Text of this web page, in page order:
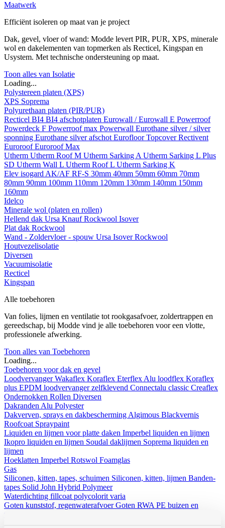
Maatwerk
Efficiënt isoleren op maat van je project
Dak, gevel, vloer of wand: Modde levert PIR, PUR, XPS, minerale
wol en dakelementen van topmerken als Recticel, Kingspan en
Usystem. Met technische ondersteuning op maat.
Toon alles van Isolatie
Loading...
Polystereen platen (XPS)
XPS Soprema
Polyurethaan platen (PIR/PUR)
Recticel BI4 BI4 afschotplaten Eurowall / Eurowall E Powerroof
Powerdeck F Powerroof max Powerwall Eurothane silver / silver
sponning Eurothane silver afschot EurofloorTopcoverRectivent
EuroroofEuroroof Max
Utherm Utherm Roof M Utherm Sarking A Utherm Sarking L Plus
SD Utherm Wall L Utherm Roof L Utherm Sarking K
Elev isogard AK/AF RF-S 30mm 40mm 50mm 60mm 70mm
80mm 90mm 100mm 110mm 120mm 130mm 140mm 150mm
160mm
Idelco
Minerale wol (platen en rollen)
Hellend dak Ursa KnaufRockwool Isover
Plat dak Rockwool
Wand - Zoldervloer - spouw Ursa IsoverRockwool
Houtvezelisolatie
Diversen
Vacuumisolatie
Recticel
Kingspan
Alle toebehoren
Van folies, lijmen en ventilatie tot rookgasafvoer, zoldertrappen en
gereedschap, bij Modde vind je alle toebehoren voor een vlotte,
professionele afwerking.
Toon alles van Toebehoren
Loading...
Toebehoren voor dak en gevel
LoodvervangerWakaflex Koraflex Eterflex Alu loodflex Koraflex
plus EPDM loodvervanger zelfklevend Connectalu classic Creaflex
Ondernokken Rollen Diversen
Dakranden Alu Polyester
Dakverven, sprays en dakbescherming Algimous Blackvernis
Roofcoat Spraypaint
Liquiden en lijmen voor platte daken Imperbel liquiden en lijmen
Ikopro liquiden en lijmen Soudal daklijmen Soprema liquiden en
lijmen
Hoeklatten Imperbel Rotswol Foamglas
Gas
Siliconen, kitten, tapes, schuimen Siliconen, kitten, lijmen Banden-
tapes Solid John Hybrid Polymeer
Waterdichting fillcoat polycolorit varia
Goten kunststof, regenwaterafvoerGoten RWA PE buizen en
toebehoren
VentilatieEnkelwandigDubbelwandigSonoventMultiventNicoll